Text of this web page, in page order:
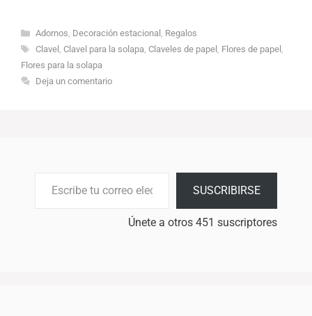
Categorías
Adornos, Decoración estacional , Regalos
Etiquetas
Clavel , Clavel para la solapa, Claveles de papel , Flores de papel ,
Flores para la solapa
Deja un comentario
SUSCRIBIRSE
Únete a otros 451 suscriptores